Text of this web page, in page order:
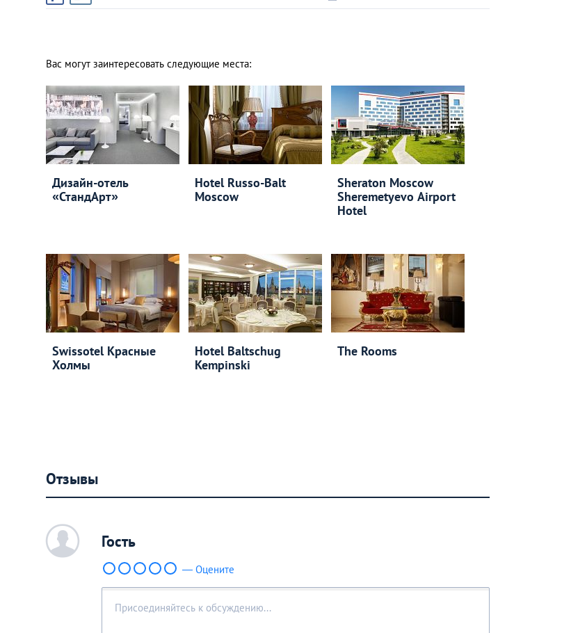
Вас могут заинтересовать следующие места:
Дизайн-отель
«СтандАрт»
Hotel Russo-Balt
Moscow
Sheraton Moscow
Sheremetyevo Airport
Hotel
Swissotel Красные
Холмы
Hotel Baltschug
Kempinski
The Rooms
Отзывы
c Гость
— Оцените